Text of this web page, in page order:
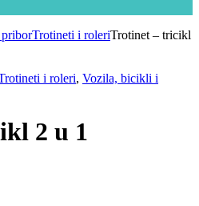
Trotineti i roleriTrotinet – tricikl
i roleri, Vozila, bicikli i
2 u 1